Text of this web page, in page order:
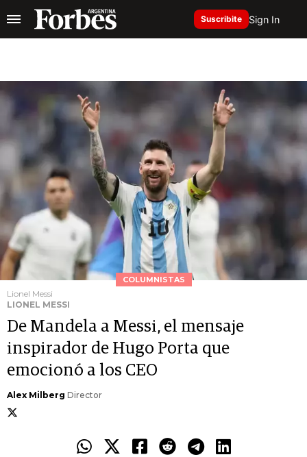
Suscribite Sign In
COLUMNISTAS
Lionel Messi
LIONEL MESSI
De Mandela a Messi, el mensaje
inspirador de Hugo Porta que
emocionó a los CEO
Alex Milberg Director